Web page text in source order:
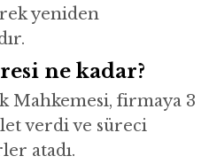
yeniden
ne kadar?
Mahkemesi, firmaya 3
verdi ve süreci
atadı.